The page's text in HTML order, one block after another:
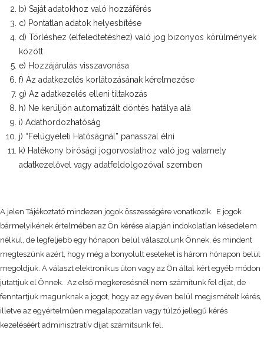
b) Saját adatokhoz való hozzáférés
c) Pontatlan adatok helyesbítése
d) Törléshez (elfeledtetéshez) való jog bizonyos körülmények
között
e) Hozzájárulás visszavonása
f) Az adatkezelés korlátozásának kérelmezése
g) Az adatkezelés elleni tiltakozás
h) Ne kerüljön automatizált döntés hatálya alá
i) Adathordozhatóság
j) “Felügyeleti Hatóságnál” panasszal élni
k) Hatékony bírósági jogorvoslathoz való jog valamely
adatkezelővel vagy adatfeldolgozóval szemben
A jelen Tájékoztató mindezen jogok összességére vonatkozik. E jogok
bármelyikének értelmében az Ön kérése alapján indokolatlan késedelem
nélkül, de legfeljebb egy hónapon belül válaszolunk Önnek, és mindent
megteszünk azért, hogy még a bonyolult eseteket is három hónapon belül
megoldjuk. A választ elektronikus úton vagy az Ön által kért egyéb módon
jutattjuk el Önnek. Az első megkeresésnél nem számítunk fel díjat, de
fenntartjuk magunknak a jogot, hogy az egy éven belül megismételt kérés,
illetve az egyértelműen megalapozatlan vagy túlzó jellegű kérés
kezeléséért adminisztratív díjat számítsunk fel.